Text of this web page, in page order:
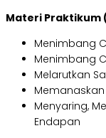
Materi Praktikum
Menimbang
Menimbang
Melarutkan
Menyaring,
Endapan